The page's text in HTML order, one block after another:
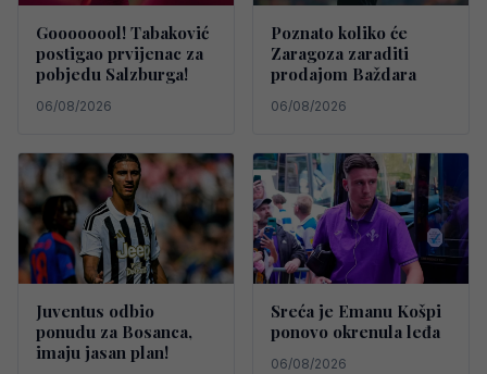
Goooooool! Tabaković
postigao prvijenac za
pobjedu Salzburga!
06/08/2026
Poznato koliko će
Zaragoza zaraditi
prodajom Baždara
06/08/2026
Juventus odbio
ponudu za Bosanca,
imaju jasan plan!
Sreća je Emanu Košpi
ponovo okrenula leđa
06/08/2026